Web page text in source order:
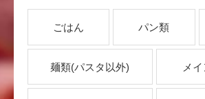
ごはん パン類
麺類(パスタ以外) メ